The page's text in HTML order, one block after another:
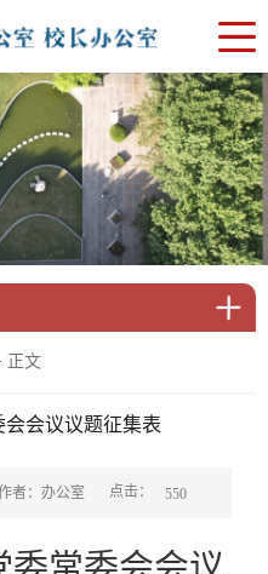
正文
会议议题征集表
者：办公室 点击： 550